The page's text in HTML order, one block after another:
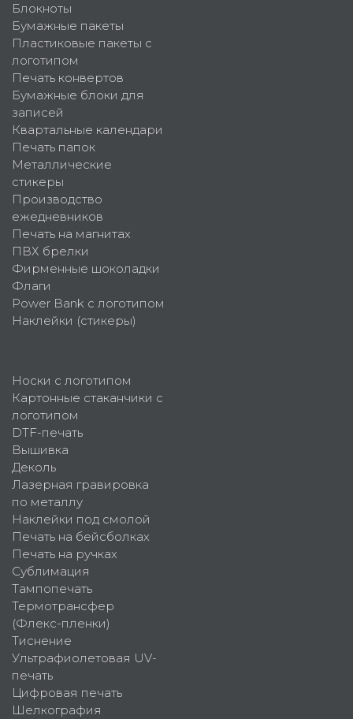
Блокноты
Бумажные пакеты
Пластиковые пакеты с
логотипом
Печать конвертов
Бумажные блоки для
записей
Квартальные календари
Печать папок
Металлические
стикеры
Производство
ежедневников
Печать на магнитах
ПВХ брелки
Фирменные шоколадки
Флаги
Power Bank с логотипом
Наклейки (стикеры)
Носки с логотипом
Картонные стаканчики с
логотипом
DTF-печать
Вышивка
Деколь
Лазерная гравировка
по металлу
Наклейки под смолой
Печать на бейсболках
Печать на ручках
Сублимация
Тампопечать
Термотрансфер
(Флекс-пленки)
Тиснение
Ультрафиолетовая UV-
печать
Цифровая печать
Шелкография